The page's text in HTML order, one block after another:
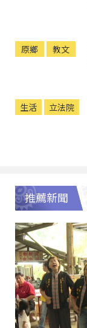
原鄉 教文
生活 立法院
推薦新聞